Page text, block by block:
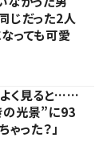
じだった2人
っても可愛
く見ると……
の光景”に93
ゃった？」